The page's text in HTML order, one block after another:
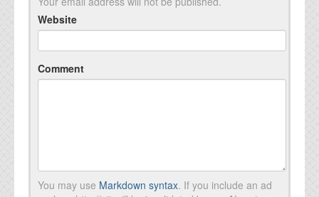
Website
Comment
You may use Markdown syntax. If you include an ad